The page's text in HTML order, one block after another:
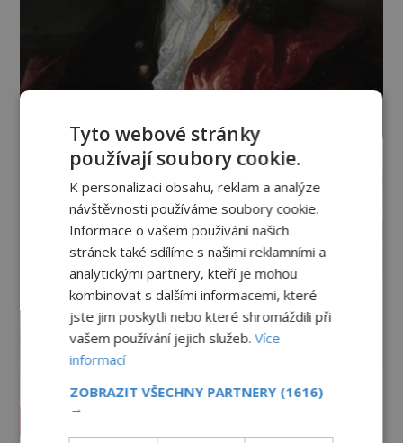
Vesmír a technologie
Tyto webové stránky
používají soubory cookie.
K personalizaci obsahu, reklam a analýze
návštěvnosti používáme soubory cookie.
Informace o vašem používání našich
stránek také sdílíme s našimi reklamními a
analytickými partnery, kteří je mohou
kombinovat s dalšími informacemi, které
jste jim poskytli nebo které shromáždili při
vašem používání jejich služeb.Více
informací
ZOBRAZIT VŠECHNY PARTNERY (1616)
→